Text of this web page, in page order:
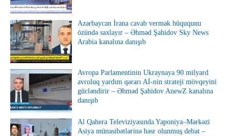
Azərbaycan İrana cavab vermək hüququnu
özündə saxlayır – Əhməd Şahidov Sky News
Arabia kanalına danışıb
Avropa Parlamentinin Ukraynaya 90 milyard
avroluq yardım qərarı Aİ-nin strateji mövqeyini
gücləndirir – Əhməd Şahidov AnewZ kanalına
danışıb
Al Qahera Televiziyasında Yaponiya–Mərkəzi
Asiya münasibətlərinə həsr olunmuş debat –